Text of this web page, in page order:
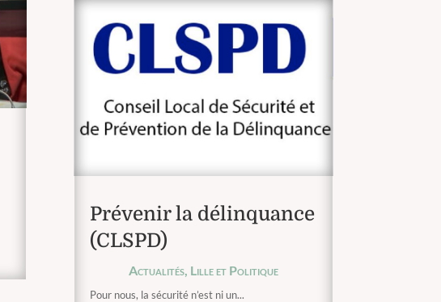
Prévenir la délinquance
(CLSPD)
Actualités, Lille et Politique
Pour nous, la sécurité n’est ni un...